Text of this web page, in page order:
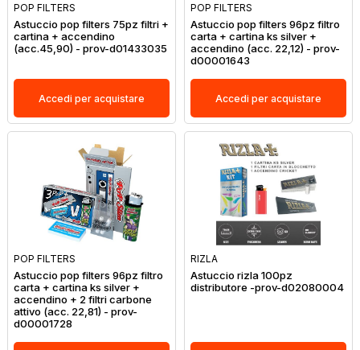
POP FILTERS
Astuccio pop filters 75pz filtri +
cartina + accendino
(acc.45,90) - prov-d01433035
Accedi per acquistare
POP FILTERS
Astuccio pop filters 96pz filtro
carta + cartina ks silver +
accendino (acc. 22,12) - prov-
d00001643
Accedi per acquistare
POP FILTERS
Astuccio pop filters 96pz filtro
carta + cartina ks silver +
accendino + 2 filtri carbone
attivo (acc. 22,81) - prov-
d00001728
RIZLA
Astuccio rizla 100pz
distributore -prov-d02080004